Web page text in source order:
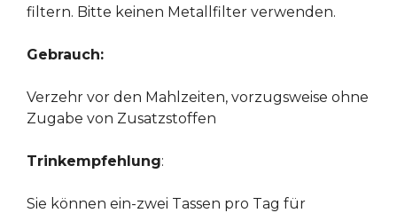
filtern. Bitte keinen Metallfilter verwenden.
Gebrauch:
Verzehr vor den Mahlzeiten, vorzugsweise ohne
Zugabe von Zusatzstoffen
Trinkempfehlung:
Sie können ein-zwei Tassen pro Tag für